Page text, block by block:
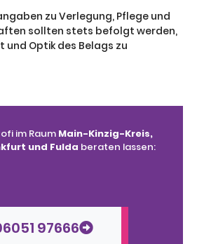
zu Verlegung, Pflege und
sollten stets befolgt werden,
und Optik des Belags zu
im Raum Main-Kinzig-Kreis,
und Fulda beraten lassen:
97666